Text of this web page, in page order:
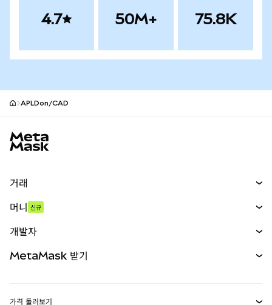
4.7 50M+ 75.8K
APLDon/CAD
거래
무기한 선물
실물자산
머니 신규
개발자
MetaMask 받기
가격 둘러보기